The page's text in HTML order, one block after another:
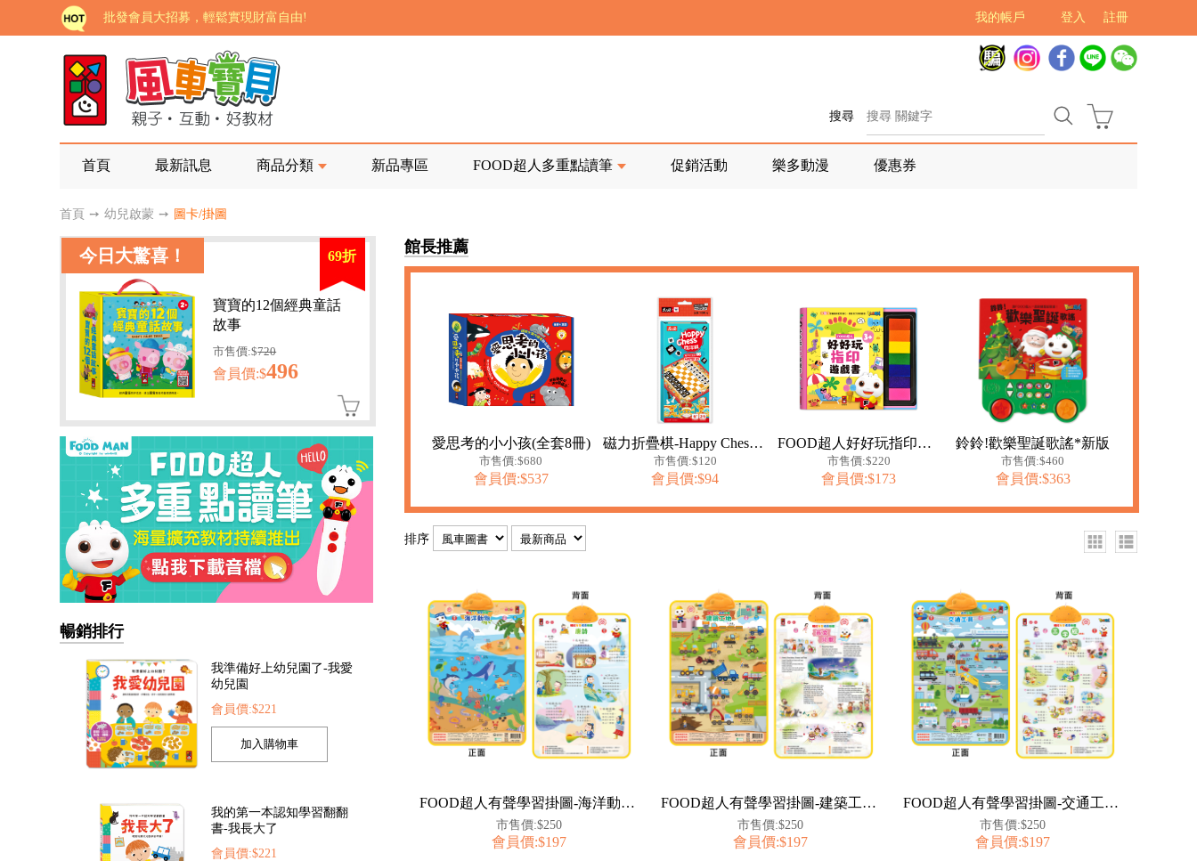
註冊
登入
我的帳戶
批發會員大招募，輕鬆實現財富自由!
如需更改或重開發票 需在訂單成立三天內通知客服 寄回發票需附上回郵郵票
老師您好!!幼教會員火熱招募中~
海外購物免煩惱！點我查看『海外購物流程說明』
家長樂了!「風車書版集團暨FOOD超人企業總部」目前正興建中!
老師您好!!幼教會員火熱招募中~
海外購物免煩惱！點我查看『海外購物流程說明』
搜尋
首頁 最新訊息 商品分類 新品專區 FOOD超人多重點讀筆 促銷活動 樂多動漫 優惠券
首頁 ➙ 幼兒啟蒙 ➙ 圖卡/掛圖
今日大驚喜！ 69折
寶寶的12個經典童話
故事
市售價:$720
會員價:$496
暢銷排行
我準備好上幼兒園了-我愛
幼兒園
會員價:$221
我的第一本認知學習翻翻
書-我長大了
會員價:$221
館長推薦
愛思考的小小孩(全套8冊)
市售價:$680
會員價:$537
磁力折疊棋-Happy Chess西洋棋
市售價:$120
會員價:$94
FOOD超人好好玩指印遊戲書
市售價:$220
會員價:$173
鈴鈴!歡樂聖誕歌謠*新版
市售價:$460
會員價:$363
排序
FOOD超人有聲學習掛圖-海洋動物&唐詩
市售價:$250
會員價:$197
FOOD超人有聲學習掛圖-建築工地&英文兒歌
市售價:$250
會員價:$197
FOOD超人有聲學習掛圖-交通工具&三字經
市售價:$250
會員價:$197